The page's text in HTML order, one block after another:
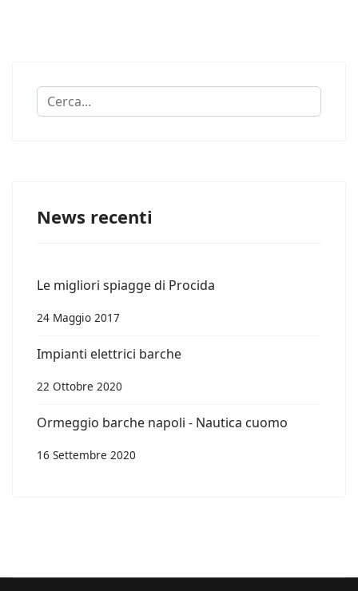
Cerca...
News recenti
Le migliori spiagge di Procida
24 Maggio 2017
Impianti elettrici barche
22 Ottobre 2020
Ormeggio barche napoli - Nautica cuomo
16 Settembre 2020